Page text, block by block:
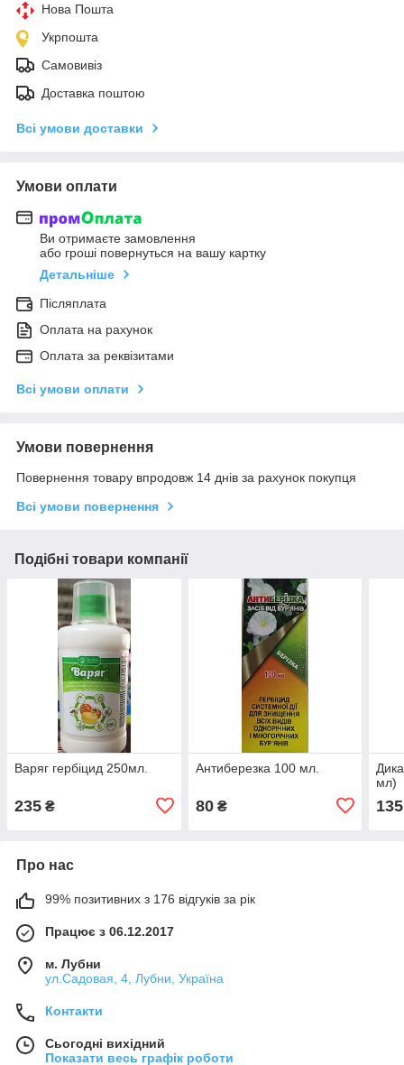
Нова Пошта
Укрпошта
Самовивіз
Доставка поштою
Всі умови доставки
Умови оплати
Ви отримаєте замовлення
або гроші повернуться на вашу картку
Детальніше
Післяплата
Оплата на рахунок
Оплата за реквізитами
Всі умови оплати
Умови повернення
Повернення товару впродовж 14 днів за рахунок покупця
Всі умови повернення
Подібні товари компанії
Варяг гербіцид 250мл.
235 ₴
Антиберезка 100 мл.
80₴
мл)
135
Про нас
99% позитивних з 176 відгуків за рік
Працює з 06.12.2017
м. Лубни
ул.Садовая, 4, Лубни, Україна
Контакти
Сьогодні вихідний
Показати весь графік роботи